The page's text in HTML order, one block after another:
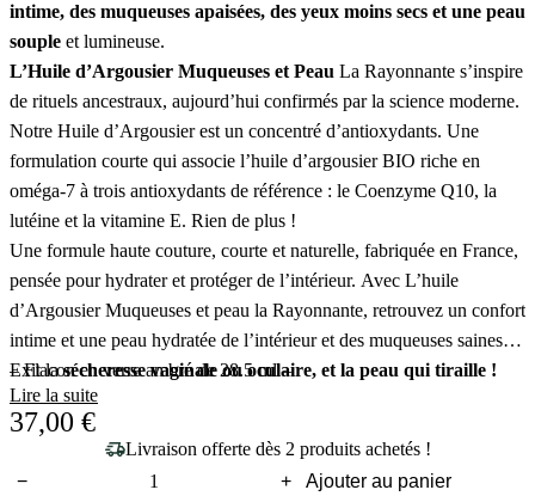
intime, des muqueuses apaisées, des yeux moins secs et une peau
souple et lumineuse.
L’Huile d’Argousier Muqueuses et Peau La Rayonnante s’inspire
de rituels ancestraux, aujourd’hui confirmés par la science moderne.
Notre Huile d’Argousier est un concentré d’antioxydants. Une
formulation courte qui associe l’huile d’argousier BIO riche en
oméga-7 à trois antioxydants de référence : le Coenzyme Q10, la
lutéine et la vitamine E. Rien de plus !
Une formule haute couture, courte et naturelle, fabriquée en France,
pensée pour hydrater et protéger de l’intérieur. Avec L’huile
d’Argousier Muqueuses et peau la Rayonnante, retrouvez un confort
intime et une peau hydratée de l’intérieur et des muqueuses saines.
Exit lasécheresse vaginale ou oculaire, et la peau qui tiraille !
– Flacon en verre ambré de 28.5 ml –
Lire la suite
37,00 €
Livraison offerte dès 2 produits achetés !
− + Ajouter au panier